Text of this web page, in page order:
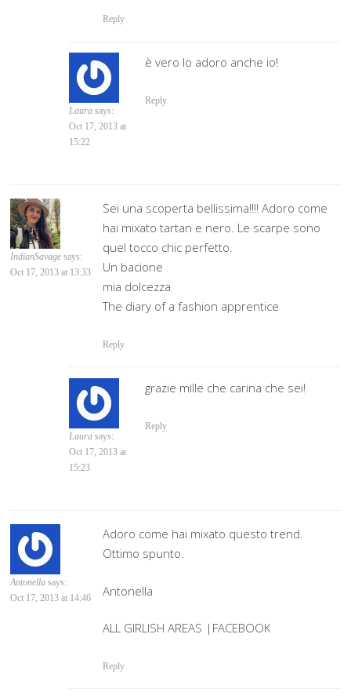
Reply
Laura says:
Oct 17, 2013 at
15:22
è vero lo adoro anche io!
Reply
IndianSavage says:
Oct 17, 2013 at 13:33
Sei una scoperta bellissima!!!! Adoro come
hai mixato tartan e nero. Le scarpe sono
quel tocco chic perfetto.
Un bacione
mia dolcezza
The diary of a fashion apprentice
Reply
Laura says:
Oct 17, 2013 at
15:23
grazie mille che carina che sei!
Reply
Antonella says:
Oct 17, 2013 at 14:46
Adoro come hai mixato questo trend.
Ottimo spunto.
Antonella
ALL GIRLISH AREAS |FACEBOOK
Reply